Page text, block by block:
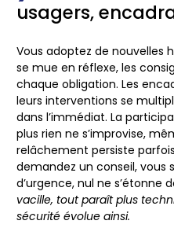
usagers,
Vous adoptez de nouvelles
se mue en réflexe, les
chaque obligation. Les
leurs interventions se
dans l’immédiat. La
plus rien ne s’improvise,
relâchement persiste
demandez un conseil, vous
d’urgence, nul ne s’étonne
vacille, tout paraît plus
sécurité évolue ainsi.